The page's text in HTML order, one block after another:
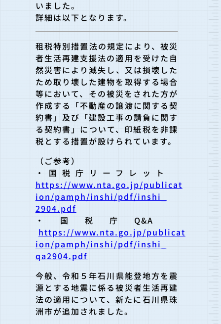
いました。
詳細は以下となります。
租税特別措置法の規定により、被災
者生活再建支援法の適用を受けた自
然災害により滅失し、又は損壊した
ため取り壊した建物を取得する場合
等において、その被災をされた方が
作成する「不動産の譲渡に関する契
約書」及び「建設工事の請負に関す
る契約書」について、印紙税を非課
税とする措置が設けられています。
（ご参考）
・国税庁リーフレット
https://www.nta.go.jp/publicat
ion/pamph/inshi/pdf/inshi_
2904.pdf
・国税庁Q&A
https://www.nta.go.jp/publicat
ion/pamph/inshi/pdf/inshi_
qa2904.pdf
今般、令和５年石川県能登地方を震
源とする地震に係る被災者生活再建
法の適用について、新たに石川県珠
洲市が追加されました。